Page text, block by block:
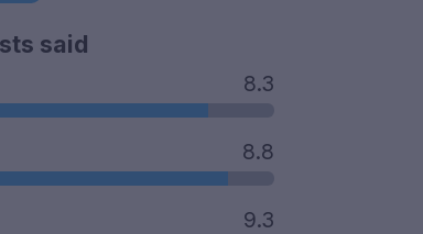
said
8.3
8.8
9.3